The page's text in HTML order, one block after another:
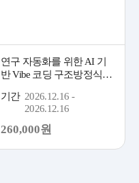
연구 자동화를 위한 AI 기
반 Vibe 코딩 구조방정식(S
기간 2026.12.16 -
2026.12.16
260,000원